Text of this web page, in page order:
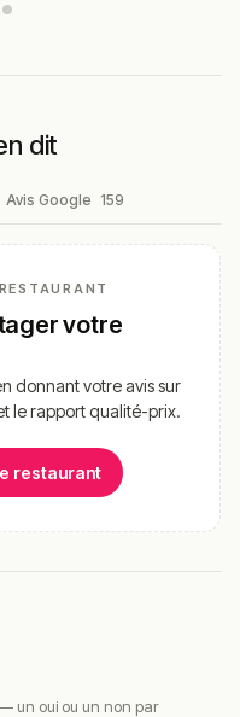
local sublimé par
saisons et du terroir
choisis pour
l’expérience.
salué à Bayonne
unique
5/5) pour la
qualité
conviviale
la passion du chef, les
de la ville.
en fait également
ou après une
dit
Avis Google 159
votre
donnant votre avis sur
le rapport qualité-prix.
restaurant
un oui ou un non par